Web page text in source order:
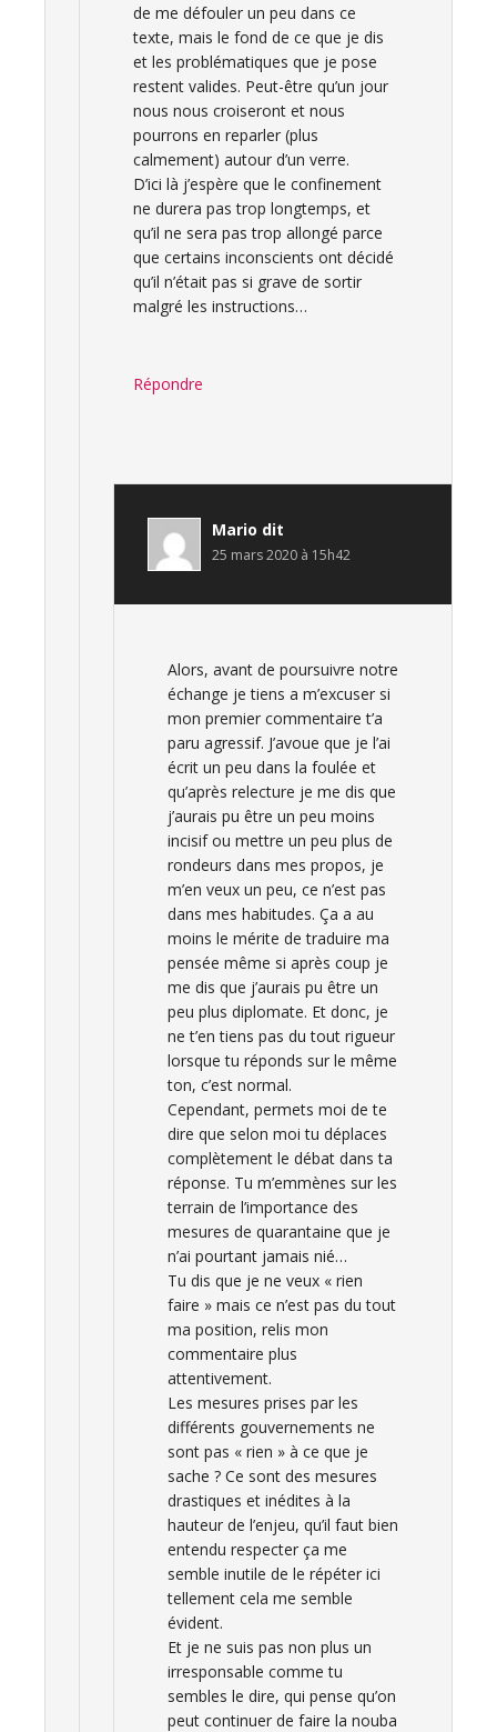
de me défouler un peu dans ce
texte, mais le fond de ce que je dis
et les problématiques que je pose
restent valides. Peut-être qu’un jour
nous nous croiseront et nous
pourrons en reparler (plus
calmement) autour d’un verre.
D’ici là j’espère que le confinement
ne durera pas trop longtemps, et
qu’il ne sera pas trop allongé parce
que certains inconscients ont décidé
qu’il n’était pas si grave de sortir
malgré les instructions…
Répondre
Mario dit
25 mars 2020 à 15h42
Alors, avant de poursuivre notre
échange je tiens a m’excuser si
mon premier commentaire t’a
paru agressif. J’avoue que je l’ai
écrit un peu dans la foulée et
qu’après relecture je me dis que
j’aurais pu être un peu moins
incisif ou mettre un peu plus de
rondeurs dans mes propos, je
m’en veux un peu, ce n’est pas
dans mes habitudes. Ça a au
moins le mérite de traduire ma
pensée même si après coup je
me dis que j’aurais pu être un
peu plus diplomate. Et donc, je
ne t’en tiens pas du tout rigueur
lorsque tu réponds sur le même
ton, c’est normal.
Cependant, permets moi de te
dire que selon moi tu déplaces
complètement le débat dans ta
réponse. Tu m’emmènes sur les
terrain de l’importance des
mesures de quarantaine que je
n’ai pourtant jamais nié…
Tu dis que je ne veux « rien
faire » mais ce n’est pas du tout
ma position, relis mon
commentaire plus
attentivement.
Les mesures prises par les
différents gouvernements ne
sont pas « rien » à ce que je
sache ? Ce sont des mesures
drastiques et inédites à la
hauteur de l’enjeu, qu’il faut bien
entendu respecter ça me
semble inutile de le répéter ici
tellement cela me semble
évident.
Et je ne suis pas non plus un
irresponsable comme tu
sembles le dire, qui pense qu’on
peut continuer de faire la nouba